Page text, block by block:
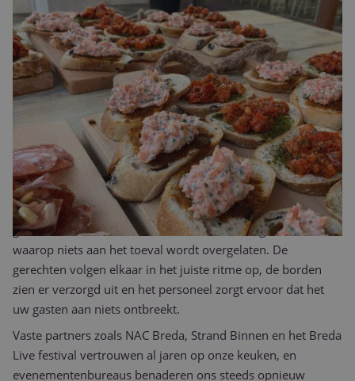
Wat maakt luxe catering in Etten-Leur
bijzonder?
Luxe catering in Etten-Leur onderscheidt zich door de
aandacht voor detail, de verse seizoensingrediënten en de
verzorgde presentatie op het bord. Het draait om meer dan
wat u proeft. De totaalbeleving telt net zo zwaar: de geur uit
de keuken, het oog voor afwerking en bediening die precies
weet wanneer zij wel of niet aan tafel verschijnt.
Wij bereiden alles vers in onze eigen professionele
horecakeuken, met verfijnde smaakcombinaties die u en uw
gasten verrassen. Een avond met luxe catering is een avond
waarop niets aan het toeval wordt overgelaten. De
gerechten volgen elkaar in het juiste ritme op, de borden
zien er verzorgd uit en het personeel zorgt ervoor dat het
uw gasten aan niets ontbreekt.
Vaste partners zoals NAC Breda, Strand Binnen en het Breda
Live festival vertrouwen al jaren op onze keuken, en
evenementenbureaus benaderen ons steeds opnieuw